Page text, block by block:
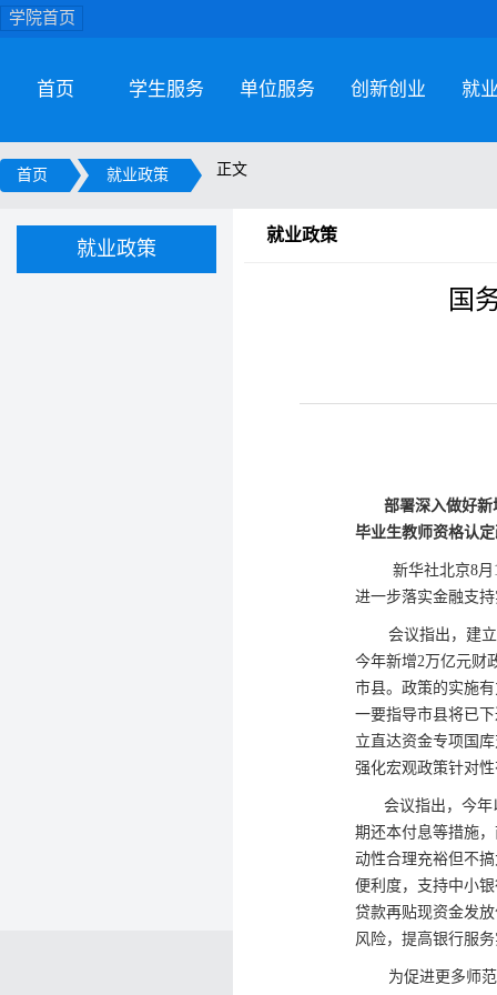
学院首页
首页 学生服务 单位服务 创新创业 就
首页 就业政策 正文
就业政策
就业政策
国
部署深入做好新
毕业生教师资格认
新华社北京8月
进一步落实金融支
会议指出，建立
今年新增2万亿元财
市县。政策的实施
一要指导市县将已
立直达资金专项国
强化宏观政策针对
会议指出，今年
期还本付息等措施
动性合理充裕但不
便利度，支持中小
贷款再贴现资金发
风险，提高银行服
为促进更多师范